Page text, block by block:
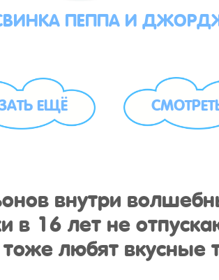
ПЕППА И
ЕЩЁ
внутри
16 лет не
любят вкусные